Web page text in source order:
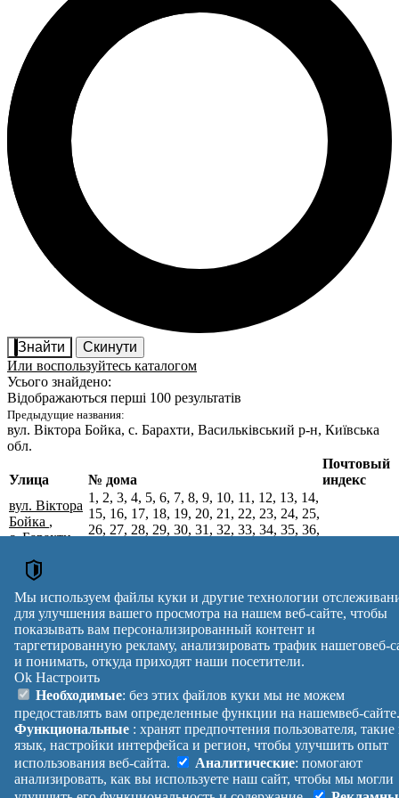
Знайти
Скинути
Или воспользуйтесь каталогом
Усього знайдено:
Відображаються перші 100 результатів
Предыдущие названия:
вул. Віктора Бойка, с. Барахти, Васильківський р-н, Київська
обл.
Почтовые индексы Украины. Обновлено : 07-08-2026.
Улица № дома
Почтовый
индекс
вул. Віктора
Бойка ,
с. Барахти,
Київська
обл.
1, 2, 3, 4, 5, 6, 7, 8, 9, 10, 11, 12, 13, 14,
15, 16, 17, 18, 19, 20, 21, 22, 23, 24, 25,
26, 27, 28, 29, 30, 31, 32, 33, 34, 35, 36,
70, 71, 72, 73, 74, 75, 76, 77, 78, 79, 80,
81, 82, 83, 84
Вулиця № будинків
Індекс
reklama
Правила
Помощь
Платные
услуги
Политика
конфиденциальности
Манифест
О проекте
Обратная
связь
Украина
Вход |
Выход
Мы используем файлы куки и другие технологии
для улучшения вашего просмотра на нашем веб-сайте, чтобы
показывать вам персонализированный контент и
таргетированную рекламу, анализировать трафик нашеговеб-
и понимать, откуда приходят наши посетители.
Ok Настроить
Необходимые: без этих файлов куки мы не можем
предоставлять вам определенные функции на нашемвеб-
Функциональные : хранят предпочтения пользователя, такие
язык, настройки интерфейса и регион, чтобы улучшить опыт
использования веб-сайта.
Аналитические: помогают
анализировать, как вы используете наш сайт, чтобы мы могли